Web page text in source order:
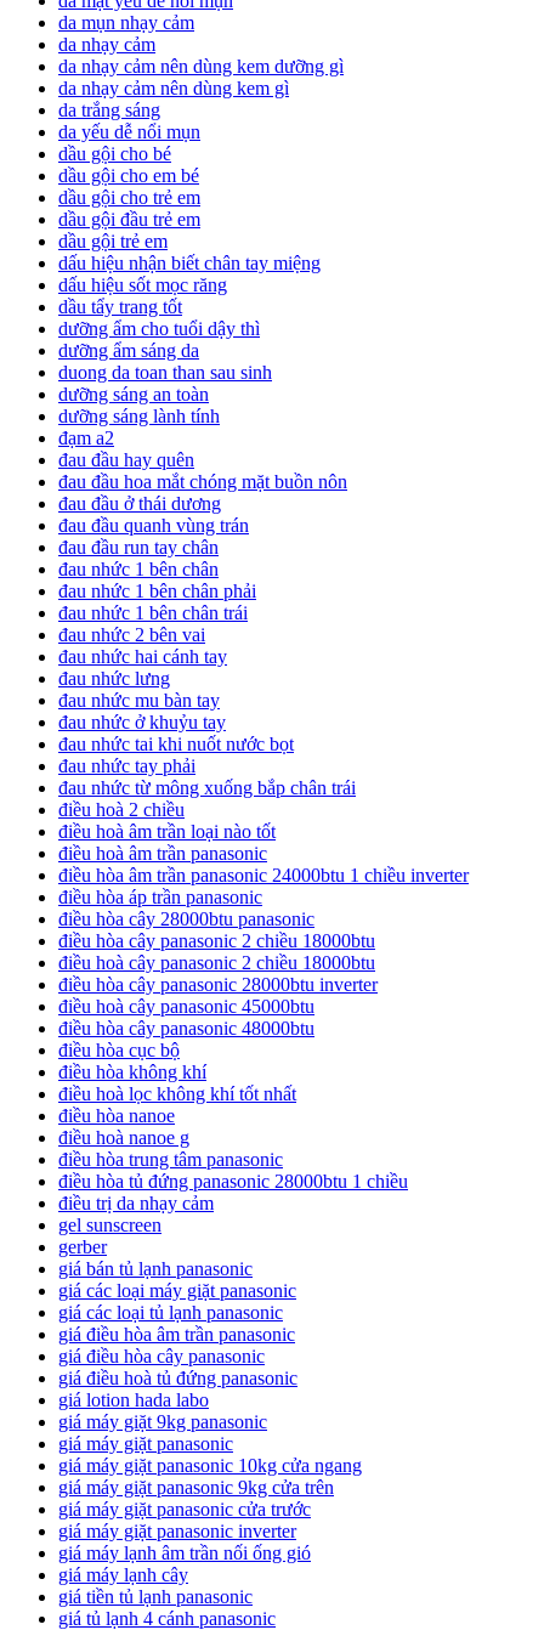
da mụn nhạy cảm
da nhạy cảm
da nhạy cảm nên dùng kem dưỡng gì
da nhạy cảm nên dùng kem gì
da trắng sáng
da yếu dễ nổi mụn
dầu gội cho bé
dầu gội cho em bé
dầu gội cho trẻ em
dầu gội đầu trẻ em
dầu gội trẻ em
dấu hiệu nhận biết chân tay miệng
dấu hiệu sốt mọc răng
dầu tẩy trang tốt
dưỡng ẩm cho tuổi dậy thì
dưỡng ẩm sáng da
duong da toan than sau sinh
dưỡng sáng an toàn
dưỡng sáng lành tính
đạm a2
đau đầu hay quên
đau đầu hoa mắt chóng mặt buồn nôn
đau đầu ở thái dương
đau đầu quanh vùng trán
đau đầu run tay chân
đau nhức 1 bên chân
đau nhức 1 bên chân phải
đau nhức 1 bên chân trái
đau nhức 2 bên vai
đau nhức hai cánh tay
đau nhức lưng
đau nhức mu bàn tay
đau nhức ở khuỷu tay
đau nhức tai khi nuốt nước bọt
đau nhức tay phải
đau nhức từ mông xuống bắp chân trái
điều hoà 2 chiều
điều hoà âm trần loại nào tốt
điều hoà âm trần panasonic
điều hòa âm trần panasonic 24000btu 1 chiều inverter
điều hòa áp trần panasonic
điều hòa cây 28000btu panasonic
điều hòa cây panasonic 2 chiều 18000btu
điều hoà cây panasonic 2 chiều 18000btu
điều hòa cây panasonic 28000btu inverter
điều hoà cây panasonic 45000btu
điều hòa cây panasonic 48000btu
điều hòa cục bộ
điều hòa không khí
điều hoà lọc không khí tốt nhất
điều hòa nanoe
điều hoà nanoe g
điều hòa trung tâm panasonic
điều hòa tủ đứng panasonic 28000btu 1 chiều
điều trị da nhạy cảm
gel sunscreen
gerber
giá bán tủ lạnh panasonic
giá các loại máy giặt panasonic
giá các loại tủ lạnh panasonic
giá điều hòa âm trần panasonic
giá điều hòa cây panasonic
giá điều hoà tủ đứng panasonic
giá lotion hada labo
giá máy giặt 9kg panasonic
giá máy giặt panasonic
giá máy giặt panasonic 10kg cửa ngang
giá máy giặt panasonic 9kg cửa trên
giá máy giặt panasonic cửa trước
giá máy giặt panasonic inverter
giá máy lạnh âm trần nối ống gió
giá máy lạnh cây
giá tiền tủ lạnh panasonic
giá tủ lạnh 4 cánh panasonic